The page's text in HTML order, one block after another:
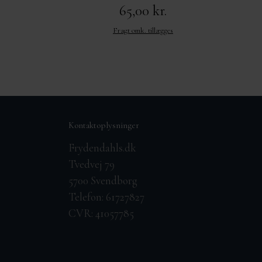
65,00 kr.
Fragt omk. tillægges
Kontaktoplysninger
Frydendahls.dk
Tvedvej 79
5700 Svendborg
Telefon: 61727827
CVR: 41057785